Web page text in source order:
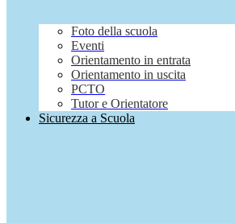
Foto della scuola
Eventi
Orientamento in entrata
Orientamento in uscita
PCTO
Tutor e Orientatore
Sicurezza a Scuola